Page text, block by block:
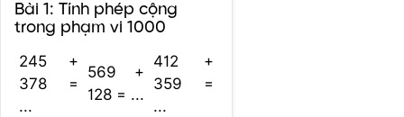
Bài 1: Tính phép cộng
trong phạm vi 1000
245 +
378 =
...
569 +
128 = ...
412 +
359 =
...